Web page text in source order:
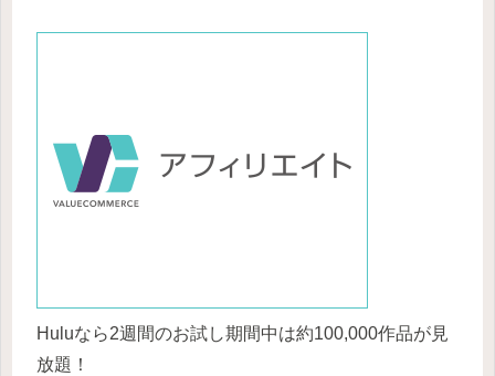
Huluなら2週間のお試し期間中は約100,000作品が見
放題！